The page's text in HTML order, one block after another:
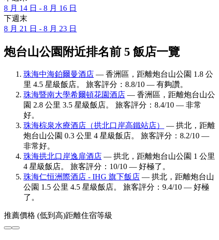
8 月 14 日 - 8 月 16 日
下週末
8 月 21 日 - 8 月 23 日
炮台山公園附近排名前 5 飯店一覽
珠海中海鉑爾曼酒店 — 香洲區，距離炮台山公園 1.8 公
里 4.5 星級飯店。 旅客評分：8.8/10 — 有夠讚。
珠海暨南大學希爾頓花園酒店 — 香洲區，距離炮台山公
園 2.8 公里 3.5 星級飯店。 旅客評分：8.4/10 — 非常
好。
珠海棕泉水療酒店（拱北口岸高鐵站店）
— 拱北，距離
炮台山公園 0.3 公里 4 星級飯店。 旅客評分：8.2/10 —
非常好。
珠海拱北口岸逸扉酒店 — 拱北，距離炮台山公園 1 公里
4 星級飯店。 旅客評分：10/10 — 好極了。
珠海仁恒洲際酒店 - IHG 旗下飯店 — 拱北，距離炮台山
公園 1.5 公里 4.5 星級飯店。 旅客評分：9.4/10 — 好極
了。
推薦價格 (低到高)距離住宿等級